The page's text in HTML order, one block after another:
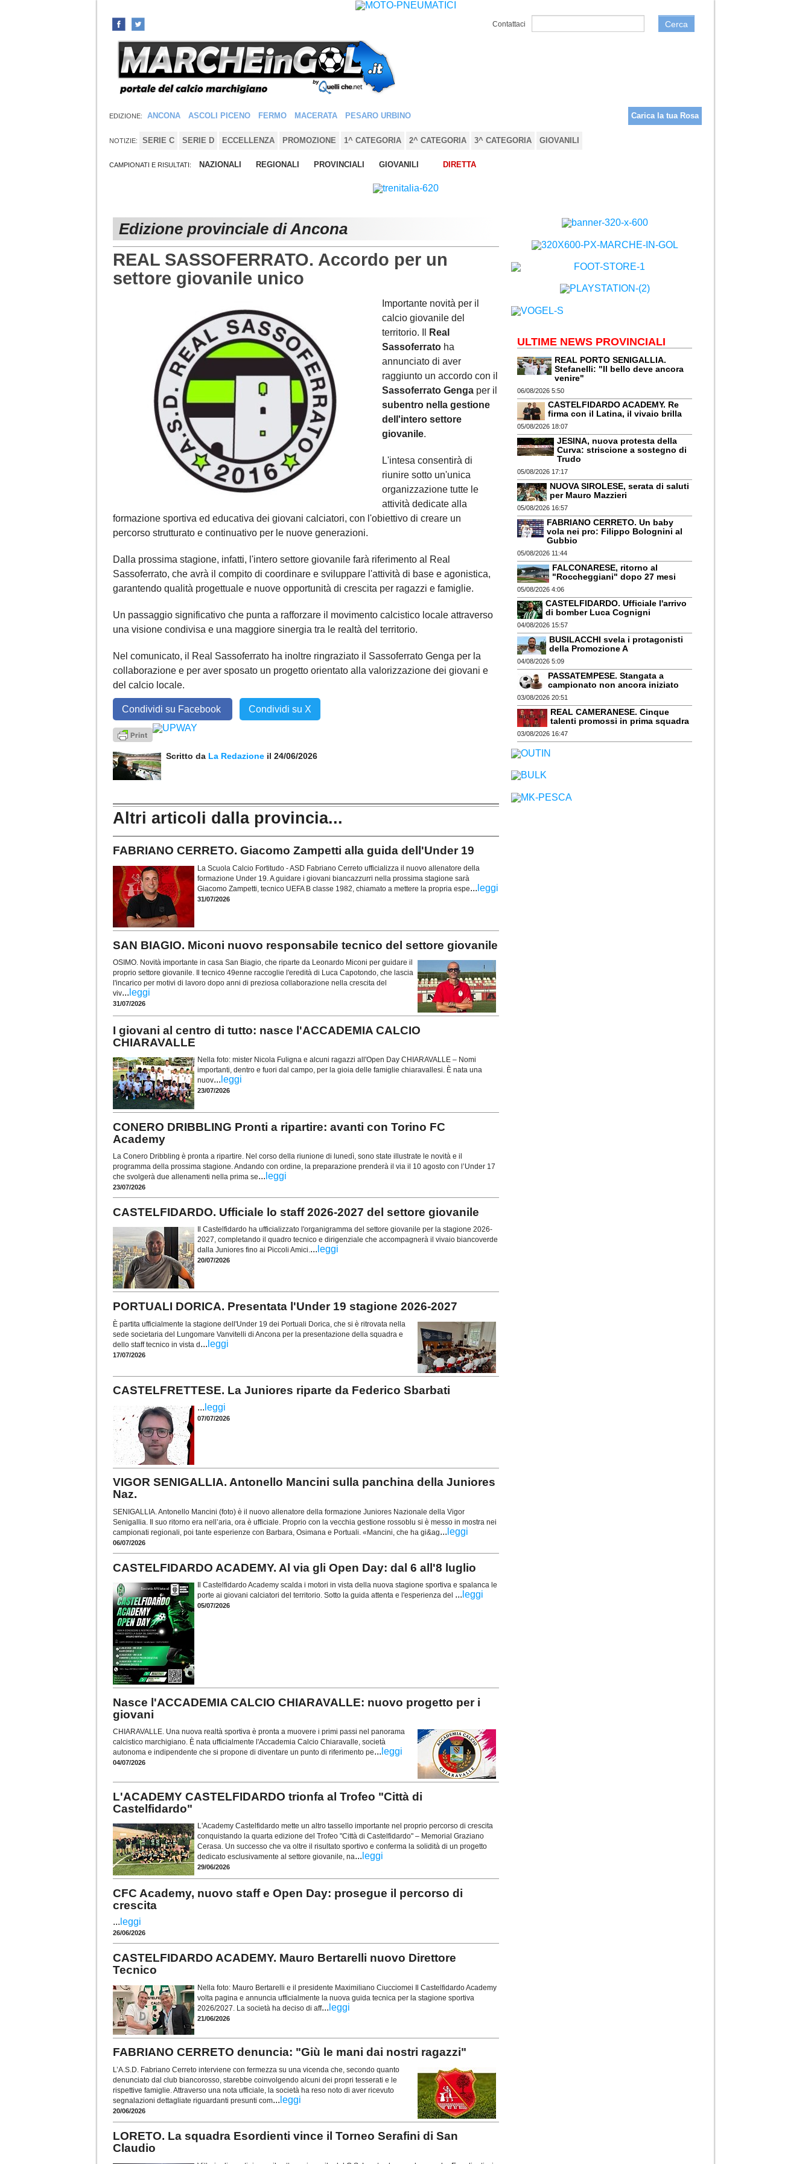
Contattaci Cerca
EDIZIONE: ANCONA ASCOLI PICENO FERMO MACERATA PESARO URBINO Carica la tua Rosa
NOTIZIE: SERIE C SERIE D ECCELLENZA PROMOZIONE 1^ CATEGORIA 2^ CATEGORIA 3^ CATEGORIA GIOVANILI
CAMPIONATI E RISULTATI: NAZIONALI REGIONALI PROVINCIALI GIOVANILI DIRETTA
Edizione provinciale di Ancona
REAL SASSOFERRATO. Accordo per un
settore giovanile unico
Importante novità per il
calcio giovanile del
territorio. Il
Real
Sassoferrato ha
annunciato di aver
raggiunto un accordo con il
Sassoferrato Genga per il
subentro nella gestione
dell'intero settore
giovanile.
L'intesa consentirà di
riunire sotto un'unica
organizzazione tutte le
attività dedicate alla
formazione sportiva ed educativa dei giovani calciatori, con l'obiettivo di creare un
percorso strutturato e continuativo per le nuove generazioni.
Dalla prossima stagione, infatti, l'intero settore giovanile farà riferimento al Real
Sassoferrato, che avrà il compito di coordinare e sviluppare l'attività di base e agonistica,
garantendo qualità progettuale e nuove opportunità di crescita per ragazzi e famiglie.
Un passaggio significativo che punta a rafforzare il movimento calcistico locale attraverso
una visione condivisa e una maggiore sinergia tra le realtà del territorio.
Nel comunicato, il Real Sassoferrato ha inoltre ringraziato il Sassoferrato Genga per la
collaborazione e per aver sposato un progetto orientato alla valorizzazione dei giovani e
del calcio locale.
Condividi su Facebook Condividi su X
Scritto da La Redazione il 24/06/2026
Altri articoli dalla provincia...
FABRIANO CERRETO. Giacomo Zampetti alla guida dell'Under 19
La Scuola Calcio Fortitudo - ASD Fabriano Cerreto ufficializza il nuovo allenatore della
formazione Under 19. A guidare i giovani biancazzurri nella prossima stagione sarà
Giacomo Zampetti, tecnico UEFA B classe 1982, chiamato a mettere la propria espe... leggi
31/07/2026
SAN BIAGIO. Miconi nuovo responsabile tecnico del settore giovanile
OSIMO. Novità importante in casa San Biagio, che riparte da Leonardo Miconi per guidare il
proprio settore giovanile. Il tecnico 49enne raccoglie l'eredità di Luca Capotondo, che lascia
l'incarico per motivi di lavoro dopo anni di preziosa collaborazione nella crescita del
viv... leggi
31/07/2026
I giovani al centro di tutto: nasce l'ACCADEMIA CALCIO
CHIARAVALLE
Nella foto: mister Nicola Fuligna e alcuni ragazzi all'Open Day CHIARAVALLE – Nomi
importanti, dentro e fuori dal campo, per la gioia delle famiglie chiaravallesi. È nata una
nuov... leggi
23/07/2026
CONERO DRIBBLING Pronti a ripartire: avanti con Torino FC
Academy
La Conero Dribbling è pronta a ripartire. Nel corso della riunione di lunedì, sono state illustrate le novità e il
programma della prossima stagione. Andando con ordine, la preparazione prenderà il via il 10 agosto con l’Under 17
che svolgerà due allenamenti nella prima se... leggi
23/07/2026
CASTELFIDARDO. Ufficiale lo staff 2026-2027 del settore giovanile
Il Castelfidardo ha ufficializzato l'organigramma del settore giovanile per la stagione 2026-
2027, completando il quadro tecnico e dirigenziale che accompagnerà il vivaio biancoverde
dalla Juniores fino ai Piccoli Amici.... leggi
20/07/2026
PORTUALI DORICA. Presentata l'Under 19 stagione 2026-2027
È partita ufficialmente la stagione dell'Under 19 dei Portuali Dorica, che si è ritrovata nella
sede societaria del Lungomare Vanvitelli di Ancona per la presentazione della squadra e
dello staff tecnico in vista d... leggi
17/07/2026
CASTELFRETTESE. La Juniores riparte da Federico Sbarbati
... leggi
07/07/2026
VIGOR SENIGALLIA. Antonello Mancini sulla panchina della Juniores
Naz.
SENIGALLIA. Antonello Mancini (foto) è il nuovo allenatore della formazione Juniores Nazionale della Vigor
Senigallia. Il suo ritorno era nell’aria, ora è ufficiale. Proprio con la vecchia gestione rossoblu si è messo in mostra nei
campionati regionali, poi tante esperienze con Barbara, Osimana e Portuali. «Mancini, che ha gi&ag... leggi
06/07/2026
CASTELFIDARDO ACADEMY. Al via gli Open Day: dal 6 all'8 luglio
Il Castelfidardo Academy scalda i motori in vista della nuova stagione sportiva e spalanca le
porte ai giovani calciatori del territorio. Sotto la guida attenta e l'esperienza del ... leggi
05/07/2026
Nasce l'ACCADEMIA CALCIO CHIARAVALLE: nuovo progetto per i
giovani
CHIARAVALLE. Una nuova realtà sportiva è pronta a muovere i primi passi nel panorama
calcistico marchigiano. È nata ufficialmente l'Accademia Calcio Chiaravalle, società
autonoma e indipendente che si propone di diventare un punto di riferimento pe... leggi
04/07/2026
L'ACADEMY CASTELFIDARDO trionfa al Trofeo "Città di
Castelfidardo"
L'Academy Castelfidardo mette un altro tassello importante nel proprio percorso di crescita
conquistando la quarta edizione del Trofeo "Città di Castelfidardo" – Memorial Graziano
Cerasa. Un successo che va oltre il risultato sportivo e conferma la solidità di un progetto
dedicato esclusivamente al settore giovanile, na... leggi
29/06/2026
CFC Academy, nuovo staff e Open Day: prosegue il percorso di
crescita
... leggi
26/06/2026
CASTELFIDARDO ACADEMY. Mauro Bertarelli nuovo Direttore
Tecnico
Nella foto: Mauro Bertarelli e il presidente Maximiliano Ciucciomei Il Castelfidardo Academy
volta pagina e annuncia ufficialmente la nuova guida tecnica per la stagione sportiva
2026/2027. La società ha deciso di aff... leggi
21/06/2026
FABRIANO CERRETO denuncia: "Giù le mani dai nostri ragazzi"
L’A.S.D. Fabriano Cerreto interviene con fermezza su una vicenda che, secondo quanto
denunciato dal club biancorosso, starebbe coinvolgendo alcuni dei propri tesserati e le
rispettive famiglie. Attraverso una nota ufficiale, la società ha reso noto di aver ricevuto
segnalazioni dettagliate riguardanti presunti com... leggi
20/06/2026
LORETO. La squadra Esordienti vince il Torneo Serafini di San
Claudio
ULTIME NEWS PROVINCIALI
REAL PORTO SENIGALLIA.
Stefanelli: "Il bello deve ancora
venire"
06/08/2026 5:50
CASTELFIDARDO ACADEMY. Re
firma con il Latina, il vivaio brilla
05/08/2026 18:07
JESINA, nuova protesta della
Curva: striscione a sostegno di
Trudo
05/08/2026 17:17
NUOVA SIROLESE, serata di saluti
per Mauro Mazzieri
05/08/2026 16:57
FABRIANO CERRETO. Un baby
vola nei pro: Filippo Bolognini al
Gubbio
05/08/2026 11:44
FALCONARESE, ritorno al
"Roccheggiani" dopo 27 mesi
05/08/2026 4:06
CASTELFIDARDO. Ufficiale l'arrivo
di bomber Luca Cognigni
04/08/2026 15:57
BUSILACCHI svela i protagonisti
della Promozione A
04/08/2026 5:09
PASSATEMPESE. Stangata a
campionato non ancora iniziato
03/08/2026 20:51
REAL CAMERANESE. Cinque
talenti promossi in prima squadra
03/08/2026 16:47